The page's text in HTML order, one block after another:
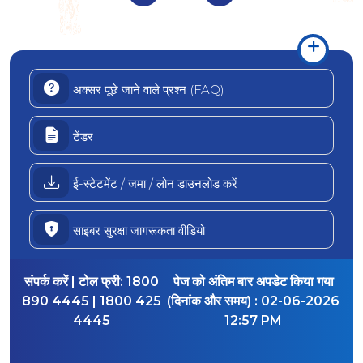
अक्सर पूछे जाने वाले प्रश्न (FAQ)
टेंडर
ई-स्टेटमेंट / जमा / लोन डाउनलोड करें
साइबर सुरक्षा जागरूकता वीडियो
संपर्क करें | टोल फ्री: 1800
890 4445 | 1800 425
4445
पेज को अंतिम बार अपडेट किया गया
(दिनांक और समय) : 02-06-2026
12:57 PM